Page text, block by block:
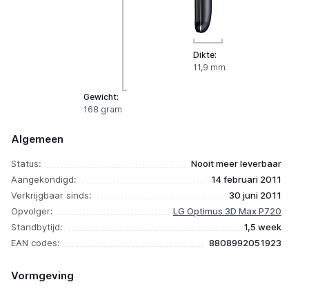
Gewicht:
168 gram
Dikte:
11,9 mm
Algemeen
Status:
Nooit meer leverbaar
Aangekondigd:
14 februari 2011
Verkrijgbaar sinds:
30 juni 2011
Opvolger:
LG Optimus 3D Max P720
Standbytijd:
1,5 week
EAN codes:
8808992051923
Vormgeving